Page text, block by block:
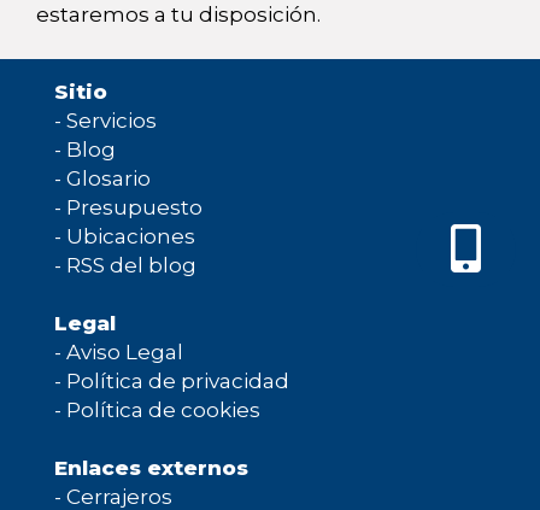
estaremos a tu disposición.
Sitio
- Servicios
- Blog
- Glosario
- Presupuesto
- Ubicaciones
- RSS del blog
Legal
- Aviso Legal
- Política de privacidad
- Política de cookies
Enlaces externos
- Cerrajeros